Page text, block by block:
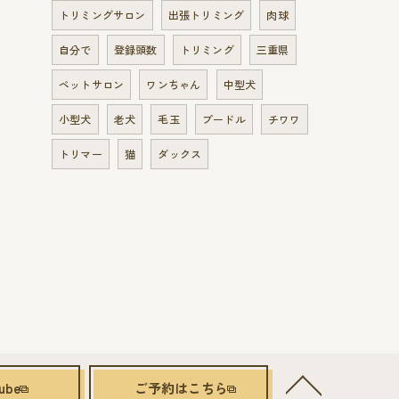
トリミングサロン 出張トリミング 肉球
自分で 登録頭数 トリミング 三重県
ペットサロン ワンちゃん 中型犬
小型犬 老犬 毛玉 プードル チワワ
トリマー 猫 ダックス
ご予約はこちら